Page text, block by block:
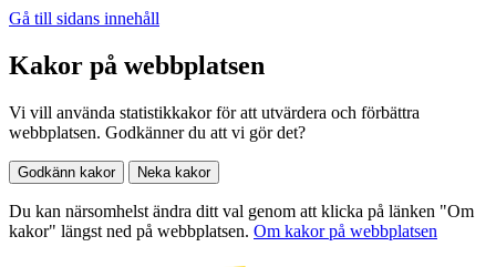
Gå till sidans innehåll
Kakor på webbplatsen
Vi vill använda statistikkakor för att utvärdera och förbättra
webbplatsen. Godkänner du att vi gör det?
Godkänn kakor Neka kakor
Du kan närsomhelst ändra ditt val genom att klicka på länken "Om
kakor" längst ned på webbplatsen. Om kakor på webbplatsen